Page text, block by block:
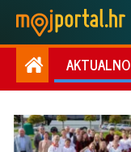
AKTUALNO